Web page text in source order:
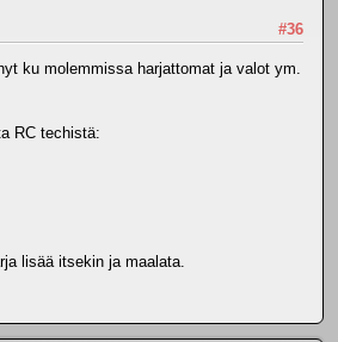
#36
ku molemmissa harjattomat ja valot ym.
RC techistä:
lisää itsekin ja maalata.